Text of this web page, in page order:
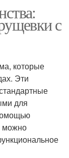
с
которые
Эти
для
можно